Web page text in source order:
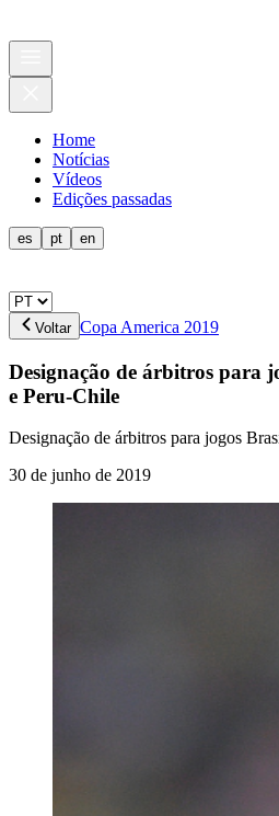
Home
Notícias
Vídeos
Edições passadas
es pt en
Voltar Copa America 2019
Designação de árbitros para
e Peru-Chile
Designação de árbitros para jogos
30 de junho de 2019